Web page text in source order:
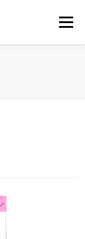
メニュー